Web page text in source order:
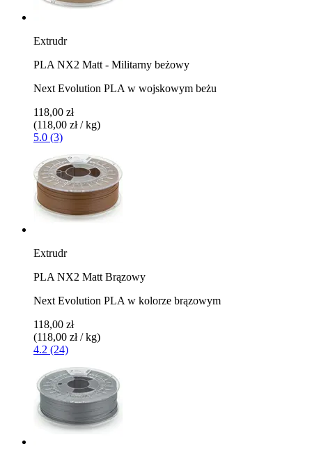
Extrudr
PLA NX2 Matt - Militarny beżowy
Next Evolution PLA w wojskowym beżu
118,00 zł
(118,00 zł / kg)
5.0 (3)
Extrudr
PLA NX2 Matt Brązowy
Next Evolution PLA w kolorze brązowym
118,00 zł
(118,00 zł / kg)
4.2 (24)